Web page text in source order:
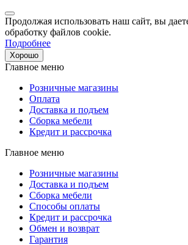
Продолжая использовать наш сайт, вы
обработку файлов cookie.
Подробнее
Хорошо
Главное меню
Розничные магазины
Оплата
Доставка и подъем
Сборка мебели
Кредит и рассрочка
Главное меню
Розничные магазины
Доставка и подъем
Сборка мебели
Способы оплаты
Кредит и рассрочка
Обмен и возврат
Гарантия